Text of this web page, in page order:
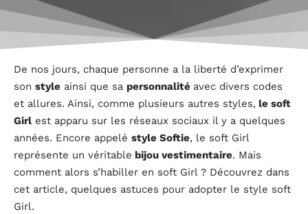
De nos jours, chaque personne a la liberté d’exprimer
son style ainsi que sa personnalité avec divers codes
et allures. Ainsi, comme plusieurs autres styles, le soft
Girl est apparu sur les réseaux sociaux il y a quelques
années. Encore appelé style Softie, le soft Girl
représente un véritable bijou vestimentaire. Mais
comment alors s’habiller en soft Girl ? Découvrez dans
cet article, quelques astuces pour adopter le style soft
Girl.